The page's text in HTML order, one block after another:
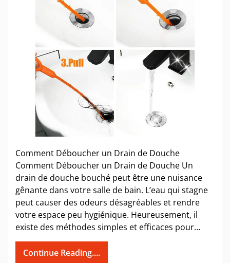
Comment Déboucher un Drain de Douche
Comment Déboucher un Drain de Douche Un
drain de douche bouché peut être une nuisance
gênante dans votre salle de bain. L’eau qui stagne
peut causer des odeurs désagréables et rendre
votre espace peu hygiénique. Heureusement, il
existe des méthodes simples et efficaces pour…
Continue Reading....